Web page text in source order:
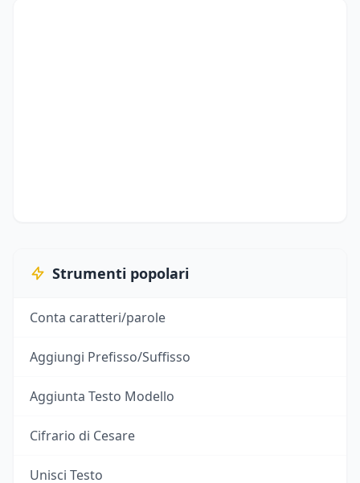
Strumenti popolari
Conta caratteri/parole
Aggiungi Prefisso/Suffisso
Aggiunta Testo Modello
Cifrario di Cesare
Unisci Testo